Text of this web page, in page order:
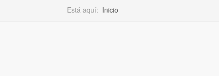
Está aquí: Inicio